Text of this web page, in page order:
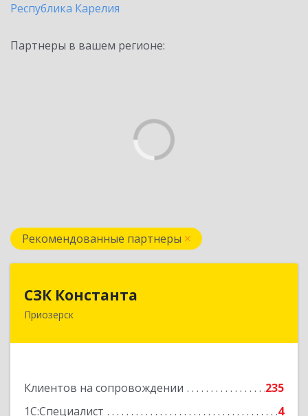
Республика Карелия
Партнеры в вашем регионе:
Рекомендованные партнеры
СЗК Константа
Приозерск
Клиентов на сопровождении
235
1С:Специалист
4
188760, Ленинградская обл, Приозерск г,